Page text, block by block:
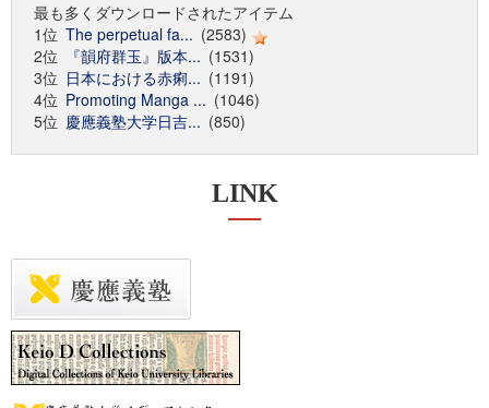
最も多くダウンロードされたアイテム
1位 The perpetual fa... (2583)
2位
『韻府群玉』版本... (1531)
3位 日本における赤痢... (1191)
4位 Promoting Manga ... (1046)
5位 慶應義塾大学日吉... (850)
LINK